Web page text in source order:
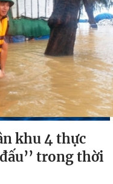
khu 4 thực
trong thời